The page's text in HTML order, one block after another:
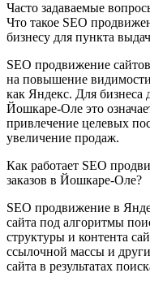
Часто задаваемые
Что такое SEO
бизнесу для пункта
SEO продвижение
на повышение
как Яндекс. Для бизнеса
Йошкаре-Оле это
привлечение целевых
увеличение продаж.
Как работает SEO
заказов в Йошкаре-Оле?
SEO продвижение в
сайта под алгоритмы
структуры и контента
ссылочной массы и
сайта в результатах